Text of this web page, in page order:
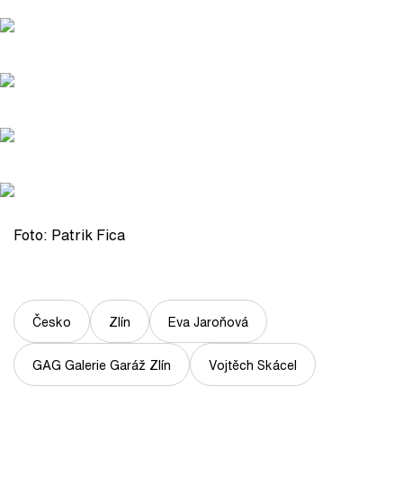
Foto: Patrik Fica
Česko Zlín Eva Jaroňová
GAG Galerie Garáž Zlín Vojtěch Skácel